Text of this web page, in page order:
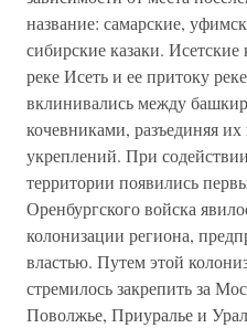
название: самарские,
сибирские казаки. Исетские
реке Исеть и ее притоку
вклинивались между
кочевниками, разъединяя
укреплений. При
территории появились
Оренбургского войска
колонизации региона,
властью. Путем этой
стремилось закрепить за
Поволжье, Приуралье и